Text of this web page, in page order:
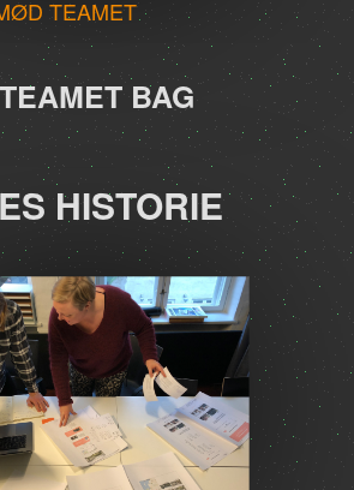
TEAMET
BAG
HISTORIE